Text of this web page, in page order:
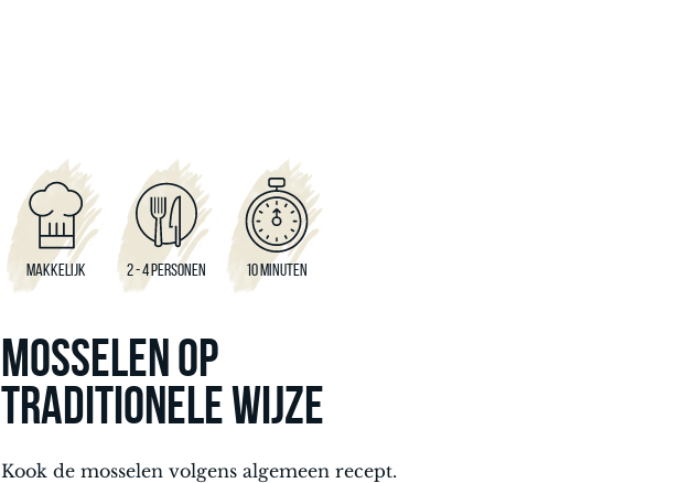
MAKKELIJK 2 - 4 PERSONEN 10 MINUTEN
MOSSELEN OP
TRADITIONELE WIJZE
Kook de mosselen volgens algemeen recept.